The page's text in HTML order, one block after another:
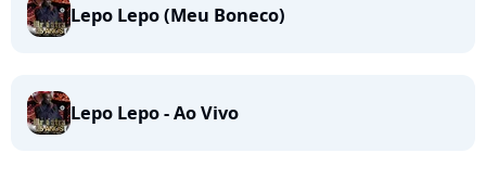
Lepo Lepo (Meu Boneco)
Lepo Lepo - Ao Vivo